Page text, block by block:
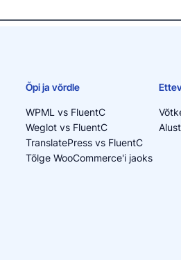
Õpi ja võrdle
WPML vs FluentC
Weglot vs FluentC
TranslatePress vs FluentC
Tõlge WooCommerce'i jaoks